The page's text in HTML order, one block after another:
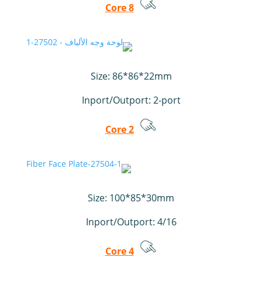
8 Core
Size: 86*86*22mm
Inport/Outport: 2-port
2 Core
Size: 100*85*30mm
Inport/Outport: 4/16
4 Core